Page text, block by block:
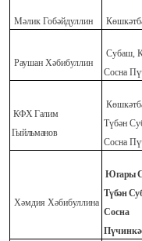
Мәлик Гобәйдуллин
Раушан Хәбибуллин
Субаш,
Сосна
КФХ Галим
Гыйльманов
Түбән
Сосна
Хәмдия Хәбибуллина
Югары
Түбән
Сосна